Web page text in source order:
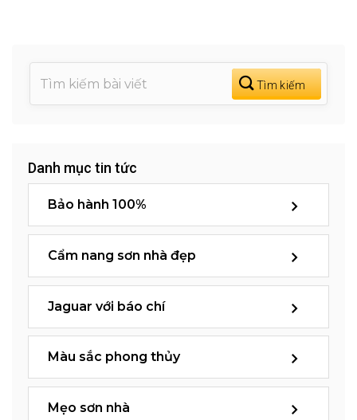
Danh mục tin tức
Bảo hành 100%
Cẩm nang sơn nhà đẹp
Jaguar với báo chí
Màu sắc phong thủy
Mẹo sơn nhà